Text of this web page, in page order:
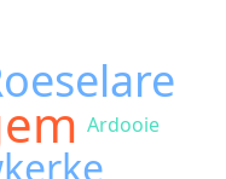
Ardooie